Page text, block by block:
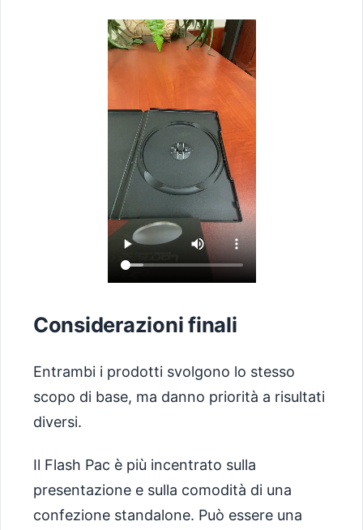
Considerazioni finali
Entrambi i prodotti svolgono lo stesso
scopo di base, ma danno priorità a risultati
diversi.
Il Flash Pac è più incentrato sulla
presentazione e sulla comodità di una
confezione standalone. Può essere una